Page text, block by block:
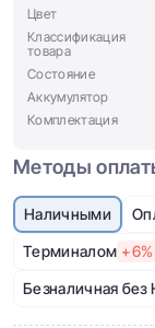
Цвет
Классификация
товара
Состояние
Аккумулятор
Комплектация
Методы
Наличными
Терминалом +6%
Безналичная